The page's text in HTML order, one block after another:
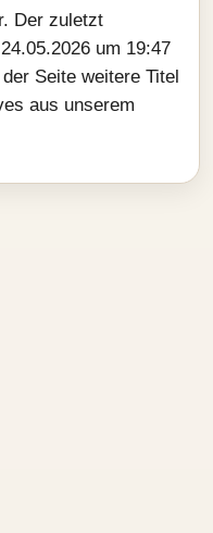
Der zuletzt
um 19:47
Seite weitere Titel
aus unserem